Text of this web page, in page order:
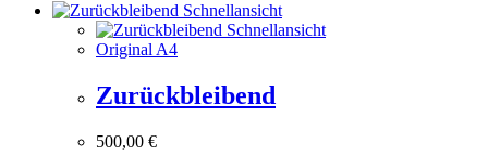
Schnellansicht
Schnellansicht
Original A4
Zurückbleibend
500,00 €